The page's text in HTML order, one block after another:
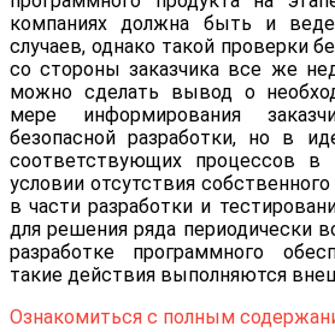
компаниях должна быть и
случаев, однако такой проверки
со стороны заказчика все же
можно сделать вывод о
мере информирования
безопасной разработки, но в
соответствующих процессов
условии отсутствия
в части разработки и
для решения ряда периодически
разработке программного
такие действия выполняются
Ознакомиться с полным